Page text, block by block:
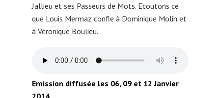
Jallieu et ses Passeurs de Mots. Ecoutons ce
que Louis Mermaz confie à Dominique Molin et
à Véronique Boulieu.
Emission diffusée les 06, 09 et 12 Janvier
2014